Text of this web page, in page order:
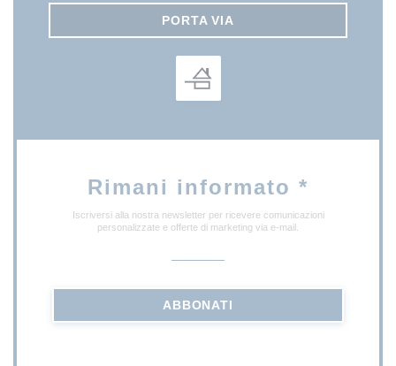
PORTA VIA
Rimani informato *
Iscriversi alla nostra newsletter per ricevere comunicazioni
personalizzate e offerte di marketing via e-mail.
ABBONATI